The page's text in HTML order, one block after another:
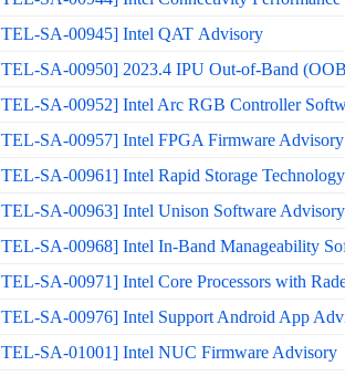
SA-00945] Intel QAT Advisory
SA-00950] 2023.4 IPU Out-of-Band
SA-00952] Intel Arc RGB Controller
SA-00957] Intel FPGA Firmware Advisory
SA-00961] Intel Rapid Storage
SA-00963] Intel Unison Software Advisory
SA-00968] Intel In-Band Manageability
SA-00971] Intel Core Processors with
SA-00976] Intel Support Android App
SA-01001] Intel NUC Firmware Advisory